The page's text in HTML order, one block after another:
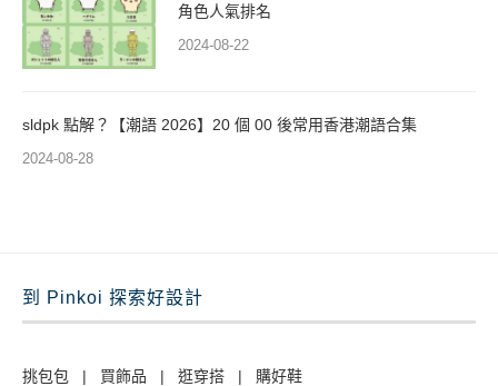
角色人氣排名
2024-08-22
sldpk 點解？【潮語 2026】20 個 00 後常用香港潮語合集
2024-08-28
到 Pinkoi 探索好設計
挑包包 | 買飾品 | 逛穿搭 | 購好鞋